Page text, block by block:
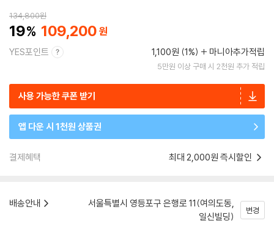
134,800원
19 109,200
YES포인트 1,100원 (1%) 마니아추가적립
5만원 이상 구매 시 2천원 추가 적립
사용 가능한 쿠폰 받기
앱 다운 시 1천원 상품권
결제혜택 최대 2,000원 즉시할인
배송안내
서울특별시 영등포구 은행로 11(여의도동,
일신빌딩)
변경